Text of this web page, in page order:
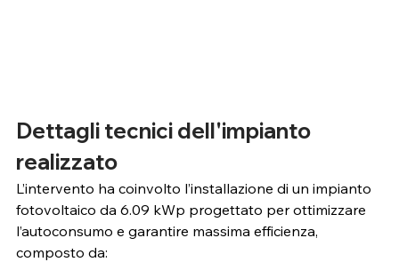
Dettagli tecnici dell'impianto
realizzato
L’intervento ha coinvolto l’installazione di un impianto
fotovoltaico da 6.09 kWp progettato per ottimizzare
l’autoconsumo e garantire massima efficienza,
composto da: